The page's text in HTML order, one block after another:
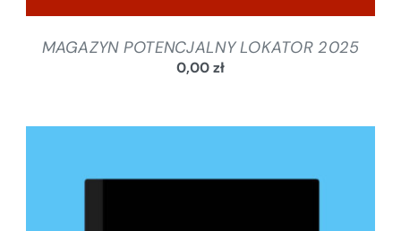
MAGAZYN POTENCJALNY LOKATOR 2025
0,00zł